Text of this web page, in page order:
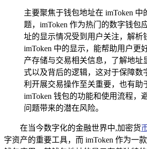
主要聚焦于钱包地址在 imToken 中
题，imToken 作为热门的数字钱包
址的显示情况受到用户关注，解析
imToken 中的显示，能帮助用户更
产存储与交易相关信息，了解地址
式以及背后的逻辑，这对于保障数
利开展交易操作至关重要，也有助
imToken 钱包的功能和使用流程，
问题带来的潜在风险。
在当今数字化的金融世界中,加密货
字资产的重要工具，而 imToken 作为一